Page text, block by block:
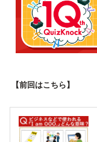
【前回はこちら】